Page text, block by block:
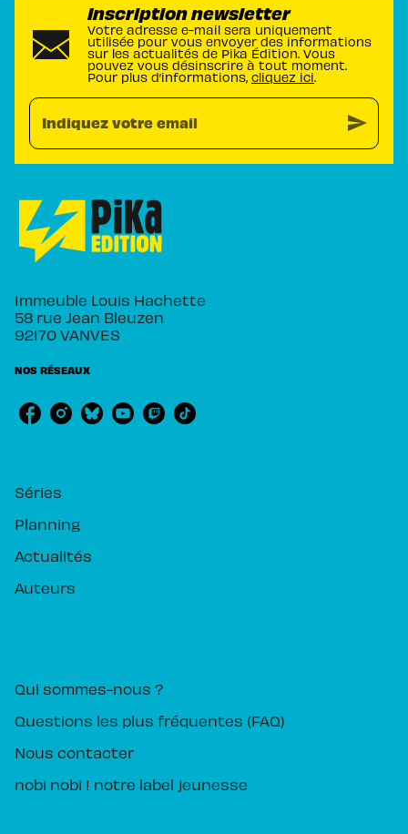
Inscription newsletter
Votre adresse e-mail sera uniquement
utilisée pour vous envoyer des informations
sur les actualités de Pika Édition. Vous
pouvez vous désinscrire à tout moment.
Pour plus d’informations, cliquez ici.
Indiquez votre email send
Immeuble Louis Hachette
58 rue Jean Bleuzen
92170 VANVES
NOS RÉSEAUX
Séries
Planning
Actualités
Auteurs
Qui sommes-nous ?
Questions les plus fréquentes (FAQ)
Nous contacter
nobi nobi ! notre label jeunesse